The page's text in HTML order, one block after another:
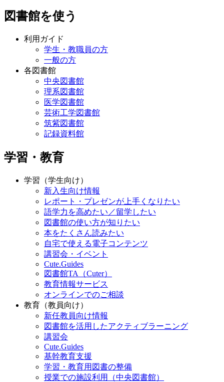
図書館を使う
利用ガイド
学生・教職員の方
一般の方
各図書館
中央図書館
理系図書館
医学図書館
芸術工学図書館
筑紫図書館
記録資料館
学習・教育
学習（学生向け）
新入生向け情報
レポート・プレゼンが上手くなりたい
語学力を高めたい／留学したい
図書館の使い方が知りたい
本をたくさん読みたい
自宅で使える電子コンテンツ
講習会・イベント
Cute.Guides
図書館TA（Cuter）
教育情報サービス
オンラインでのご相談
教育（教員向け）
新任教員向け情報
図書館を活用したアクティブラーニング
講習会
Cute.Guides
基幹教育支援
学習・教育用図書の整備
授業での施設利用（中央図書館）